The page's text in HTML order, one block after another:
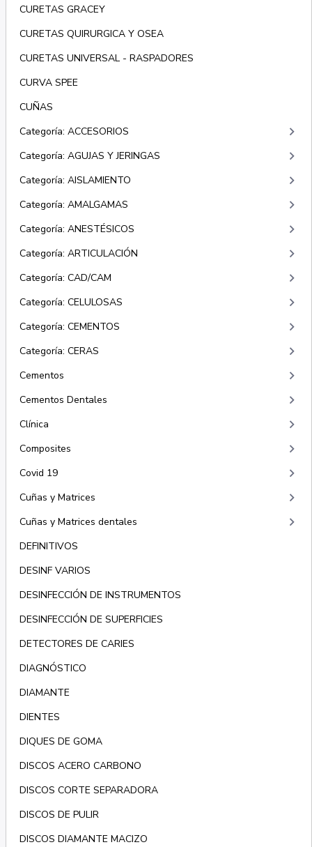
CURETAS GRACEY
CURETAS QUIRURGICA Y OSEA
CURETAS UNIVERSAL - RASPADORES
CURVA SPEE
CUÑAS
Categoría: ACCESORIOS
keyboard_arrow_right
Categoría: AGUJAS Y JERINGAS keyboard_arrow_right
Categoría: AISLAMIENTO keyboard_arrow_right
Categoría: AMALGAMAS keyboard_arrow_right
Categoría: ANESTÉSICOS keyboard_arrow_right
Categoría: ARTICULACIÓN keyboard_arrow_right
Categoría: CAD/CAM keyboard_arrow_right
Categoría: CELULOSAS keyboard_arrow_right
Categoría: CEMENTOS keyboard_arrow_right
Categoría: CERAS keyboard_arrow_right
Cementos keyboard_arrow_right
Cementos Dentales keyboard_arrow_right
Clínica keyboard_arrow_right
Composites keyboard_arrow_right
Covid 19 keyboard_arrow_right
Cuñas y Matrices keyboard_arrow_right
Cuñas y Matrices dentales keyboard_arrow_right
DEFINITIVOS
DESINF VARIOS
DESINFECCIÓN DE INSTRUMENTOS
DESINFECCIÓN DE SUPERFICIES
DETECTORES DE CARIES
DIAGNÓSTICO
DIAMANTE
DIENTES
DIQUES DE GOMA
DISCOS ACERO CARBONO
DISCOS CORTE SEPARADORA
DISCOS DE PULIR
DISCOS DIAMANTE MACIZO